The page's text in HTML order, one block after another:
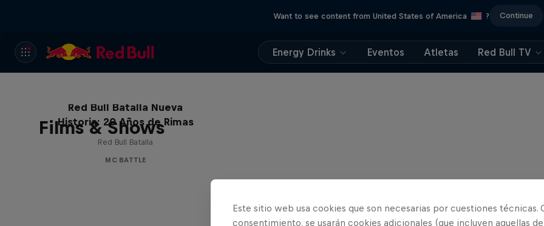
Want to see content from United States of America ? Continue
Energy Drinks Eventos Atletas Red Bull TV
Films & Shows
Red Bull Batalla Nueva
Historia: 20 Años de Rimas
Red Bull Batalla
MC BATTLE
Este sitio web usa cookies que son necesarias por cuestiones técnicas.
consentimiento, se usarán cookies adicionales (que incluyen aquellas de